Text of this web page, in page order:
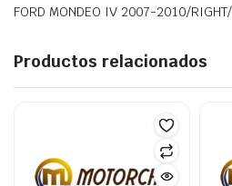
FORD MONDEO IV 2007-2010/RIGHT/
Productos relacionados